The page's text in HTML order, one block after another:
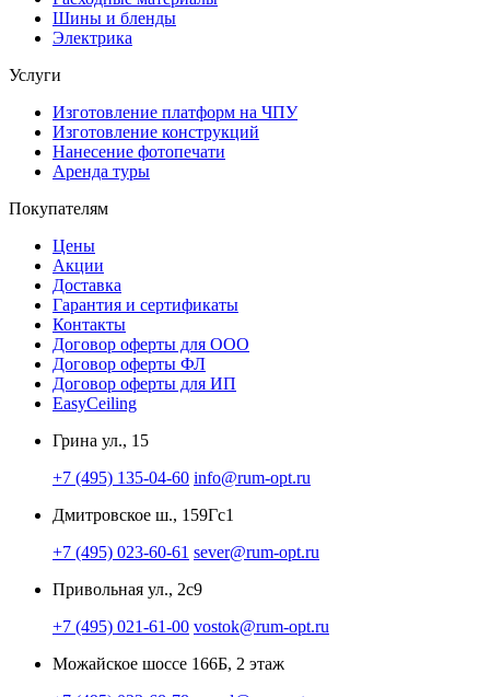
Шины и бленды
Электрика
Услуги
Изготовление платформ на ЧПУ
Изготовление конструкций
Нанесение фотопечати
Аренда туры
Покупателям
Цены
Акции
Доставка
Гарантия и сертификаты
Контакты
Договор оферты для ООО
Договор оферты ФЛ
Договор оферты для ИП
EasyCeiling
Грина ул., 15
+7 (495) 135-04-60 info@rum-opt.ru
Дмитровское ш., 159Гс1
+7 (495) 023-60-61 sever@rum-opt.ru
Привольная ул., 2с9
+7 (495) 021-61-00 vostok@rum-opt.ru
Можайское шоссе 166Б, 2 этаж